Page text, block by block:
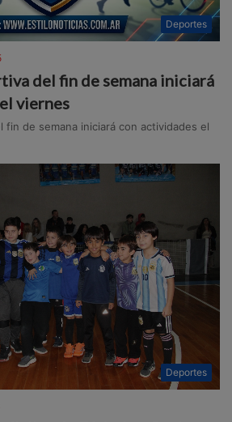
Deportes
del fin de semana iniciará
viernes
fin de semana iniciará con actividades el
Deportes